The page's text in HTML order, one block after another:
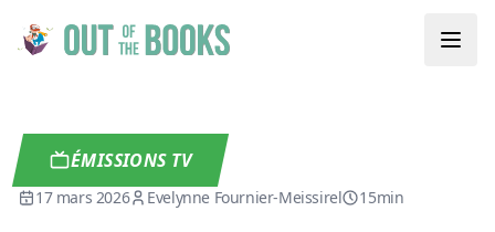
ÉMISSIONS TV
17 mars 2026 Evelynne Fournier-Meissirel 15min